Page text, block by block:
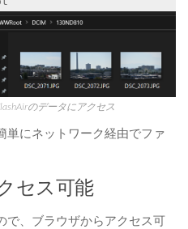
のデータにアクセス
単にネットワーク経由でファ
セス可能
で、ブラウザからアクセス可